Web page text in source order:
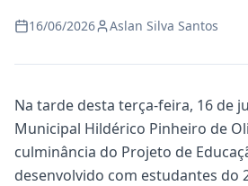
16/06/2026 Aslan Silva Santos
Na tarde desta terça-feira, 16 de
Municipal Hildérico Pinheiro de
culminância do Projeto de
desenvolvido com estudantes do